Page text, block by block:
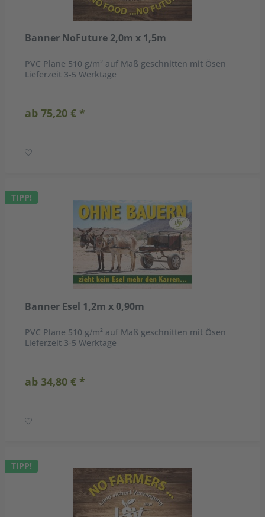
Banner NoFuture 2,0m x 1,5m
PVC Plane 510 g/m² auf Maß geschnitten mit Ösen
Lieferzeit 3-5 Werktage
ab 75,20 € *
TIPP!
Banner Esel 1,2m x 0,90m
PVC Plane 510 g/m² auf Maß geschnitten mit Ösen
Lieferzeit 3-5 Werktage
ab 34,80 € *
TIPP!